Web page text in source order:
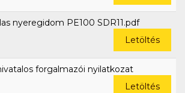
nyeregidom PE100 SDR11.pdf
Letöltés
forgalmazói nyilatkozat
Letöltés